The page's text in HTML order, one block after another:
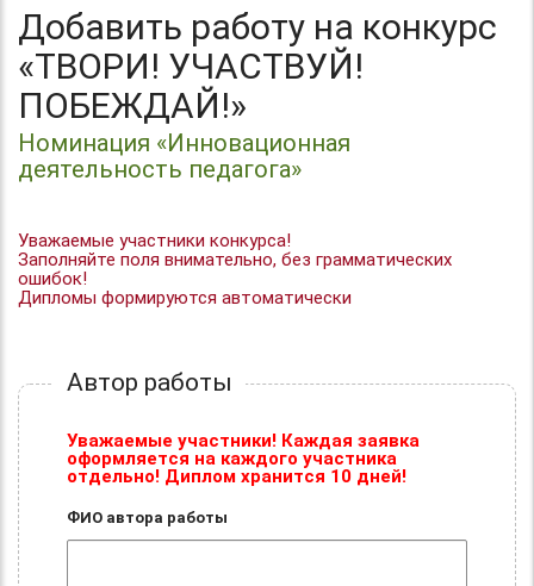
Добавить работу на конкурс
«ТВОРИ! УЧАСТВУЙ!
ПОБЕЖДАЙ!»
Номинация «Инновационная
деятельность педагога»
Уважаемые участники конкурса!
Заполняйте поля внимательно, без грамматических
ошибок!
Дипломы формируются автоматически
Автор работы
Уважаемые участники! Каждая заявка
оформляется на каждого участника
отдельно! Диплом хранится 10 дней!
ФИО автора работы